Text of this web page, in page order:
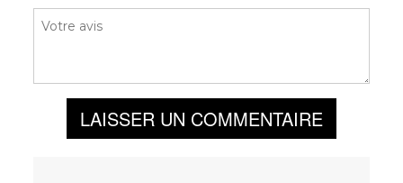
LAISSER UN COMMENTAIRE